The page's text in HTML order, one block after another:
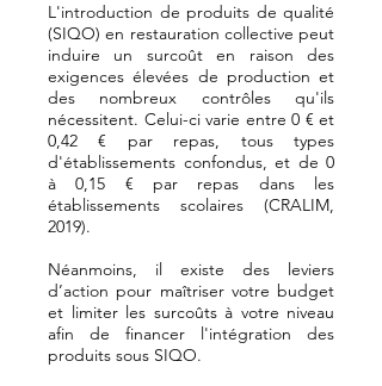
L'introduction de produits de qualité
(SIQO) en restauration collective peut
induire un surcoût en raison des
exigences élevées de production et
des nombreux contrôles qu'ils
nécessitent. Celui-ci varie entre 0 € et
0,42 € par repas, tous types
d'établissements confondus, et de 0
à 0,15 € par repas dans les
établissements scolaires (CRALIM,
2019).
Néanmoins, il existe des leviers
d’action pour maîtriser votre budget
et limiter les surcoûts à votre niveau
afin de financer l'intégration des
produits sous SIQO.